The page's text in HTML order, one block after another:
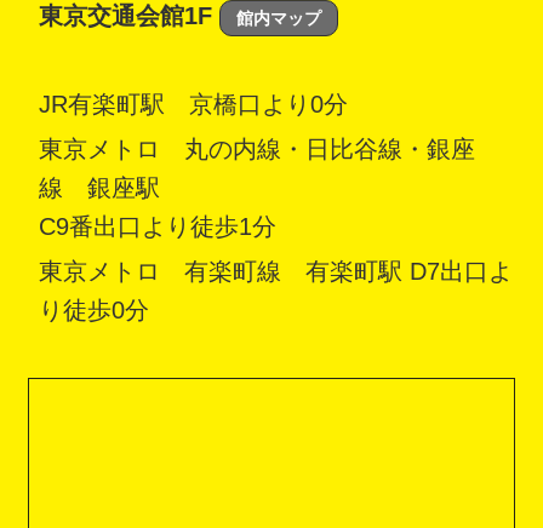
東京交通会館1F
館内マップ
JR有楽町駅 京橋口より0分
東京メトロ 丸の内線・日比谷線・銀座
線 銀座駅
C9番出口より徒歩1分
東京メトロ 有楽町線 有楽町駅 D7出口よ
り徒歩0分